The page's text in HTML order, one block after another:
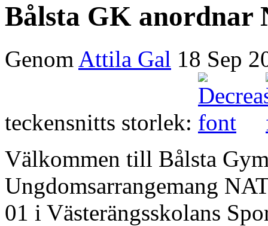
Bålsta GK anordnar
Genom Attila Gal 18 Sep
teckensnitts storlek:
Välkommen till Bålsta
Ungdomsarrangemang
01 i Västerängsskolans